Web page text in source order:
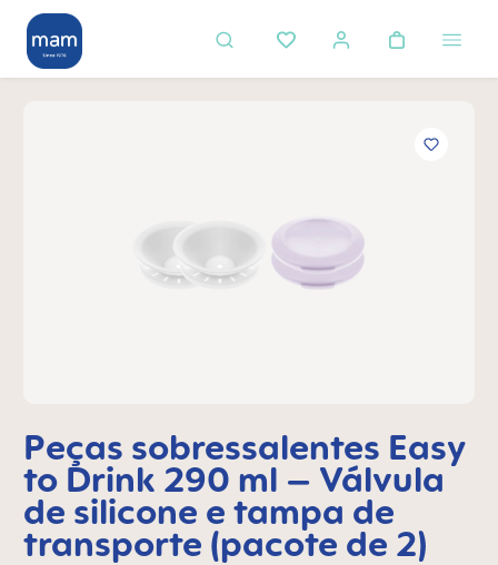
principal
Peças sobressalentes Easy
to Drink 290 ml – Válvula
de silicone e tampa de
transporte (pacote de 2)